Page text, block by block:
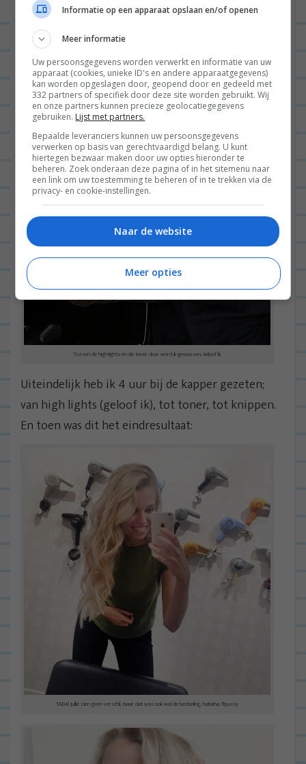
Groetjes uit de kappersstoel.
Tussen de high-lights en de toner door werd ik gewassen. Geloof ik.
Uiteindelijk heb ik 4 uur bij de kapper gezeten;
van high lights (geloof ik), tot toner, tot knippen.
En toen was dit het eindresultaat:
TADA! Jullie zien geen verschil, maar dat was ook wel de bedoeling, hahaha. #pussy
Informatie op een apparaat opslaan en/of openen
Meer informatie
Uw persoonsgegevens worden verwerkt en informatie van uw
apparaat (cookies, unieke ID's en andere apparaatgegevens)
kan worden opgeslagen door, geopend door en gedeeld met
332 partners of specifiek door deze site worden gebruikt. Wij
en onze partners kunnen precieze geolocatiegegevens
gebruiken. Lijst met partners.
Bepaalde leveranciers kunnen uw persoonsgegevens
verwerken op basis van gerechtvaardigd belang. U kunt
hiertegen bezwaar maken door uw opties hieronder te
beheren. Zoek onderaan deze pagina of in het sitemenu naar
een link om uw toestemming te beheren of in te trekken via de
privacy- en cookie-instellingen.
Naar de website
Meer opties